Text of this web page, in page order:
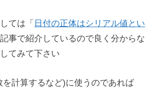
ては「日付の正体はシリアル値とい
記事で紹介しているので良く分からな
てみて下さい
を計算するなど)に使うのであれば